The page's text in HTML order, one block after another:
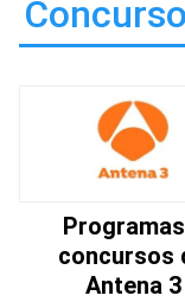
concursos
Antena 3